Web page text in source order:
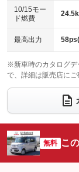
ベンチシート
：装備なし
チップアップシ
：装備なし
：装備なし
ウォークスルー
：装備なし
電動リアゲート
：装備なし
サイドカメラ
：装備なし
：装備なし
10/15モー
ド燃費
最高出力
※新車時のカタログデ
で、詳細は販売店にご
無料 こ